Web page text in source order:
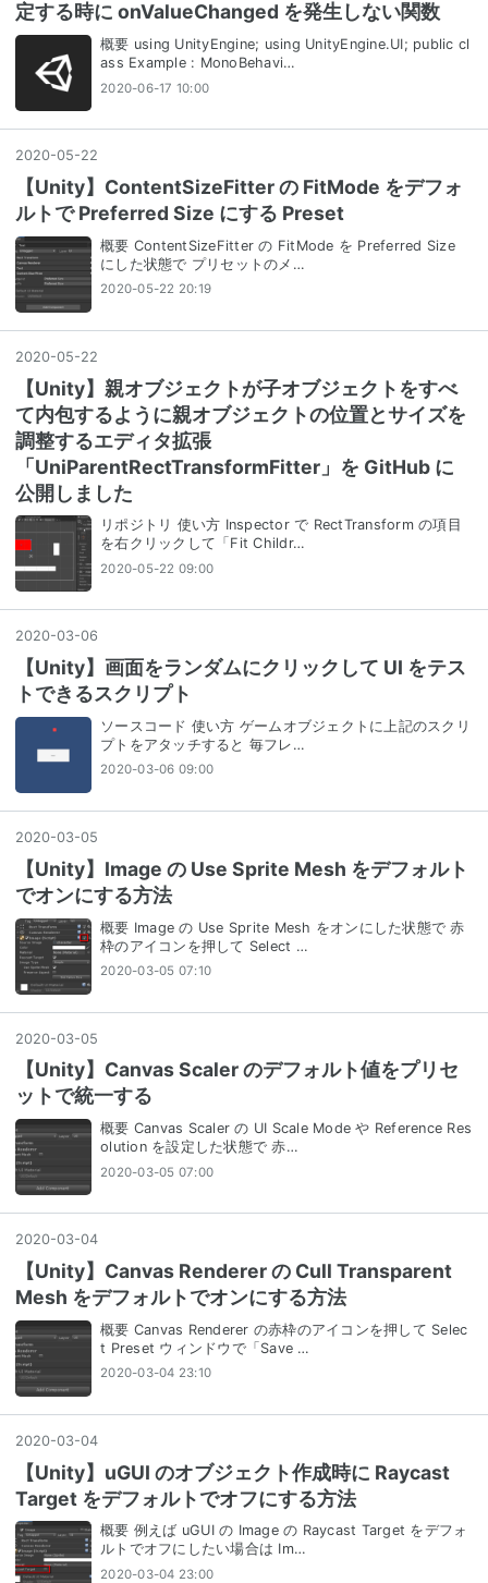
定する時に onValueChanged を発生しない関数
概要 using UnityEngine; using UnityEngine.UI; public cl
ass Example : MonoBehavi…
2020-06-17 10:00
2020-05-22
【Unity】ContentSizeFitter の FitMode をデフォ
ルトで Preferred Size にする Preset
概要 ContentSizeFitter の FitMode を Preferred Size
にした状態で プリセットのメ…
2020-05-22 20:19
2020-05-22
【Unity】親オブジェクトが子オブジェクトをすべ
て内包するように親オブジェクトの位置とサイズを
調整するエディタ拡張
「UniParentRectTransformFitter」を GitHub に
公開しました
リポジトリ 使い方 Inspector で RectTransform の項目
を右クリックして「Fit Childr…
2020-05-22 09:00
2020-03-06
【Unity】画面をランダムにクリックして UI をテス
トできるスクリプト
ソースコード 使い方 ゲームオブジェクトに上記のスクリ
プトをアタッチすると 毎フレ…
2020-03-06 09:00
2020-03-05
【Unity】Image の Use Sprite Mesh をデフォルト
でオンにする方法
概要 Image の Use Sprite Mesh をオンにした状態で 赤
枠のアイコンを押して Select …
2020-03-05 07:10
2020-03-05
【Unity】Canvas Scaler のデフォルト値をプリセ
ットで統一する
概要 Canvas Scaler の UI Scale Mode や Reference Res
olution を設定した状態で 赤…
2020-03-05 07:00
2020-03-04
【Unity】Canvas Renderer の Cull Transparent
Mesh をデフォルトでオンにする方法
概要 Canvas Renderer の赤枠のアイコンを押して Selec
t Preset ウィンドウで「Save …
2020-03-04 23:10
2020-03-04
【Unity】uGUI のオブジェクト作成時に Raycast
Target をデフォルトでオフにする方法
概要 例えば uGUI の Image の Raycast Target をデフォ
ルトでオフにしたい場合は Im…
2020-03-04 23:00